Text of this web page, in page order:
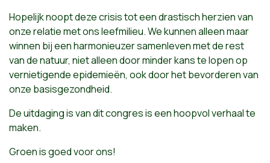
Hopelijk noopt deze crisis tot een drastisch herzien van
onze relatie met ons leefmilieu. We kunnen alleen maar
winnen bij een harmonieuzer samenleven met de rest
van de natuur, niet alleen door minder kans te lopen op
vernietigende epidemieën, ook door het bevorderen van
onze basisgezondheid.
De uitdaging is van dit congres is een hoopvol verhaal te
maken.
Groen is goed voor ons!